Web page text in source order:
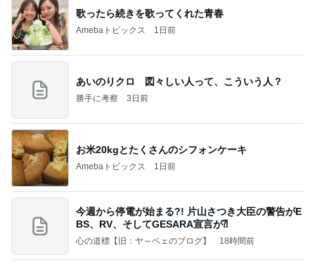
歌ったら続きを歌ってくれた青春
Amebaトピックス 1日前
あいのりクロ 図々しい人って、こういう人？
勝手に考察 3日前
お米20kgとたくさんのシフォンケーキ
Amebaトピックス 1日前
今週から停電が始まる?! 片山さつき大臣の警告がE
BS、RV、そしてGESARA宣言が⁈
心の道標【旧：ヤ～ベェのブログ】 18時間前